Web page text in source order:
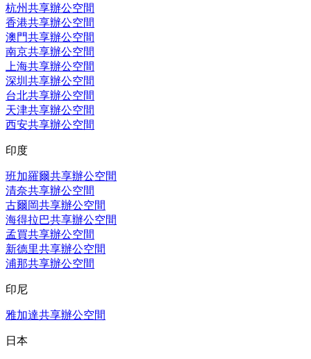
杭州共享辦公空間
香港共享辦公空間
澳門共享辦公空間
南京共享辦公空間
上海共享辦公空間
深圳共享辦公空間
台北共享辦公空間
天津共享辦公空間
西安共享辦公空間
印度
班加羅爾共享辦公空間
清奈共享辦公空間
古爾岡共享辦公空間
海得拉巴共享辦公空間
孟買共享辦公空間
新德里共享辦公空間
浦那共享辦公空間
印尼
雅加達共享辦公空間
日本